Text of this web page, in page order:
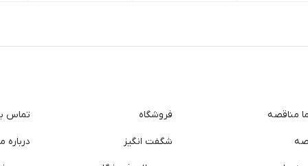
مناقصه فروشگاه
شگفت انگیز
تماس
درباره